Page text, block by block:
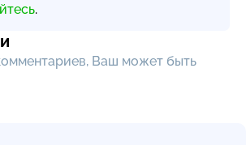
.
Ваш может быть